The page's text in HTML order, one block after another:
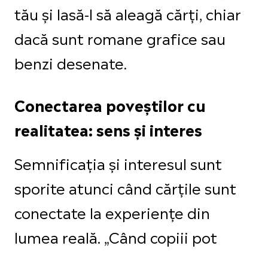
tău și lasă-l să aleagă cărți, chiar
dacă sunt romane grafice sau
benzi desenate.
Conectarea poveștilor cu
realitatea: sens și interes
Semnificația și interesul sunt
sporite atunci când cărțile sunt
conectate la experiențe din
lumea reală. „Când copiii pot